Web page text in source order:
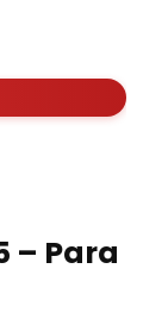
– Para